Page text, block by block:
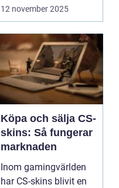
banor och fasta m...
12 november 2025
Köpa och sälja CS-
skins: Så fungerar
marknaden
Inom gamingvärlden
har CS-skins blivit en